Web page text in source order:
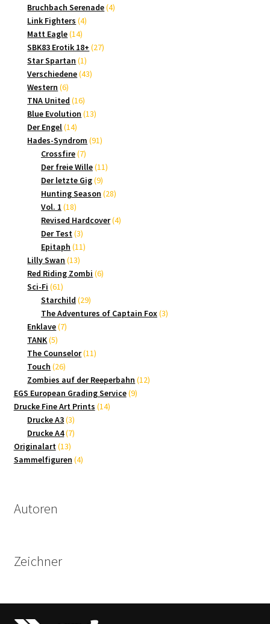
Produkte
Bruchbach Serenade 44
Link Fighters 44
Matt Eagle 1414
Produkte
SBK83 Erotik 18+ 2727
Star Spartan 11
Produkt
Verschiedene 4343
Western 66
Produkte
TNA United 1616
Produkte
Blue Evolution 1313
Der Engel 1414
Produkte
Hades-Syndrom 9191
Crossfire 77
Produkte
Der freie Wille 1111
Der letzte Gig 99
Produkte
Hunting Season 2828
Vol. 1 1818
Produkte
Revised Hardcover 44
Der Test 33
Produkte
Epitaph 1111
Lilly Swan 1313
Produkte
Red Riding Zombi 66
Sci-Fi 6161
Produkte
Starchild 2929
Produkte
The Adventures of Captain Fox 33
Enklave 77
TANK 55
Produkte
The Counselor 1111
Touch 2626
Produkte
Zombies auf der Reeperbahn 1212
EGS European Grading Service 99
Drucke Fine Art Prints 1414
Drucke A3 33
Produkte
Drucke A4 77
Originalart 1313
Produkte
Sammelfiguren 44
Autoren
Zeichner